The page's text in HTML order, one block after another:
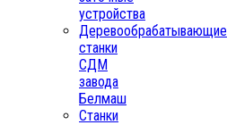
устройства
Деревообрабатывающие
станки
СДМ
завода
Белмаш
Станки